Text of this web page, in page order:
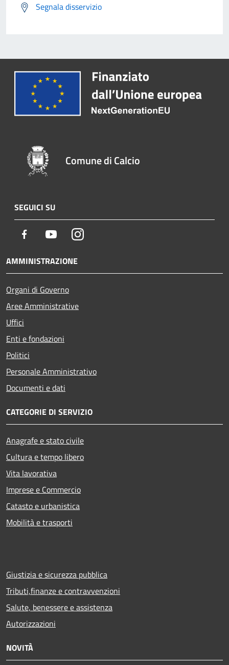
Segnala disservizio
Comune di Calcio
SEGUICI SU
Facebook YoutubeInstagram
AMMINISTRAZIONE
Organi di Governo
Aree Amministrative
Uffici
Enti e fondazioni
Politici
Personale Amministrativo
Documenti e dati
CATEGORIE DI SERVIZIO
Anagrafe e stato civile
Cultura e tempo libero
Vita lavorativa
Imprese e Commercio
Catasto e urbanistica
Mobilità e trasporti
Giustizia e sicurezza pubblica
Tributi,finanze e contravvenzioni
Salute, benessere e assistenza
Autorizzazioni
NOVITÀ